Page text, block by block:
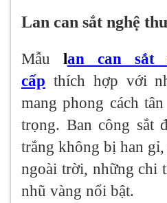
Lan can sắt nghệ
Mẫu lan can sắt
cấp thích hợp với
mang phong cách
trọng. Ban công sắt
trắng không bị han
ngoài trời, những chi
nhũ vàng nổi bật.